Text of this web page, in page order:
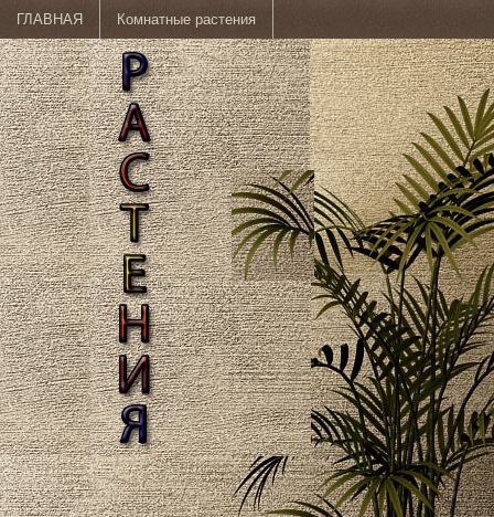
ГЛАВНАЯ Комнатные растения